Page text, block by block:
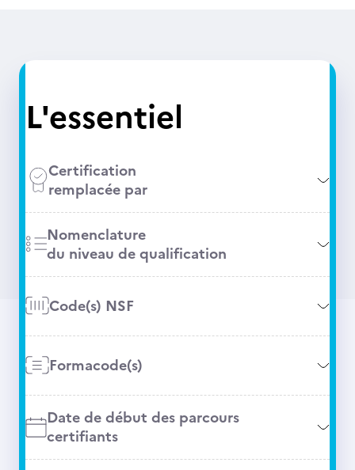
L'essentiel
Certification
remplacée par
Nomenclature
du niveau de qualification
Code(s) NSF
Formacode(s)
Date de début des parcours
certifiants